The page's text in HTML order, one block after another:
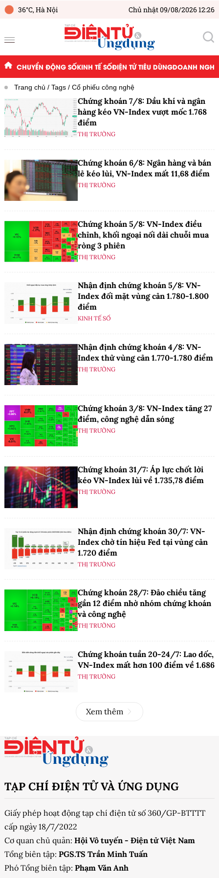
36°C,Hà Nội Chủ nhật 09/08/2026 12:26
CHUYỂN ĐỘNG SỐKINH TẾ SỐĐIỆN TỬ TIÊU DÙNGDOANH
Trang chủ Tags Cổ phiếu công nghệ
Chứng khoán 7/8: Dầu khí và ngân
hàng kéo VN-Index vượt mốc 1.768
điểm
THỊ TRƯỜNG
Chứng khoán 6/8: Ngân hàng và bán
lẻ kéo lùi, VN-Index mất 11,68 điểm
THỊ TRƯỜNG
Chứng khoán 5/8: VN-Index điều
chỉnh, khối ngoại nối dài chuỗi mua
ròng 3 phiên
THỊ TRƯỜNG
Nhận định chứng khoán 5/8: VN-
Index đối mặt vùng cản 1.780-1.800
điểm
KINH TẾ SỐ
Nhận định chứng khoán 4/8: VN-
Index thử vùng cản 1.770-1.780 điểm
THỊ TRƯỜNG
Chứng khoán 3/8: VN-Index tăng 27
điểm, công nghệ dẫn sóng
THỊ TRƯỜNG
Chứng khoán 31/7: Áp lực chốt lời
kéo VN-Index lùi về 1.735,78 điểm
THỊ TRƯỜNG
Nhận định chứng khoán 30/7: VN-
Index chờ tín hiệu Fed tại vùng cản
1.720 điểm
THỊ TRƯỜNG
Chứng khoán 28/7: Đảo chiều tăng
gần 12 điểm nhờ nhóm chứng khoán
và công nghệ
THỊ TRƯỜNG
Chứng khoán tuần 20-24/7: Lao dốc,
VN-Index mất hơn 100 điểm về 1.686
THỊ TRƯỜNG
Xem thêm
TẠP CHÍ ĐIỆN TỬ VÀ ỨNG DỤNG
Giấy phép hoạt động tạp chí điện tử số 360/GP-BTTTT
cấp ngày 18/7/2022
Cơ quan chủ quản: Hội Vô tuyến - Điện tử Việt Nam
Tổng biên tập: PGS.TS Trần Minh Tuấn
Phó Tổng biên tập: Phạm Văn Anh